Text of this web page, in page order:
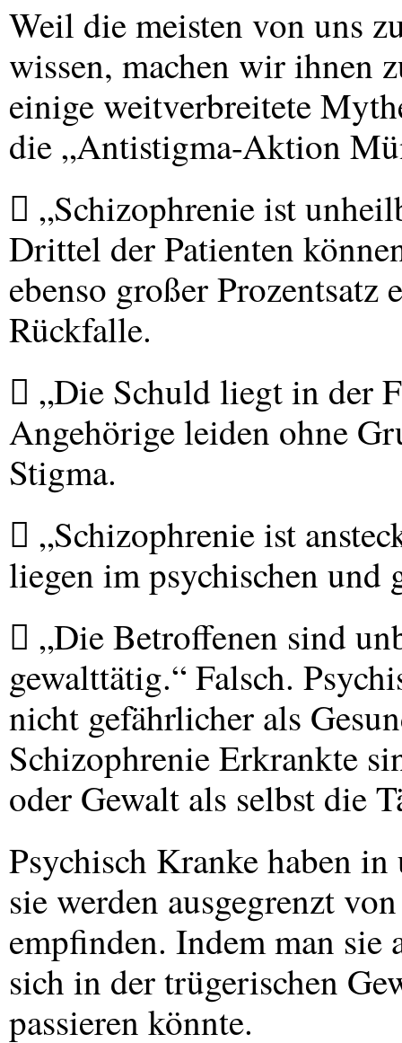
Weil die meisten von uns
wissen, machen wir ihnen
einige weitverbreitete
die „Antistigma-Aktion
 „Schizophrenie ist
Drittel der Patienten
ebenso großer
Rückfalle.
 „Die Schuld liegt in der
Angehörige leiden ohne
Stigma.
 „Schizophrenie ist
liegen im psychischen und
 „Die Betroffenen sind
gewalttätig.“ Falsch.
nicht gefährlicher als
Schizophrenie Erkrankte
oder Gewalt als selbst die
Psychisch Kranke haben
sie werden ausgegrenzt
empfinden. Indem man sie
sich in der trügerischen
passieren könnte.